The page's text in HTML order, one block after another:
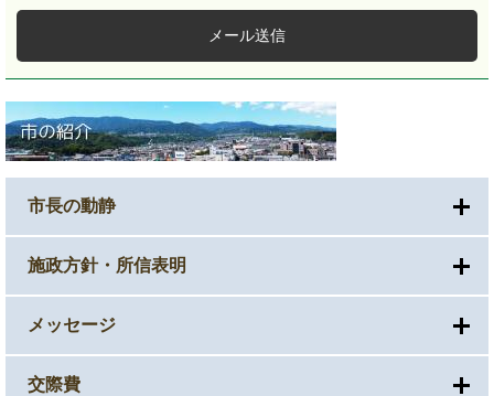
メール送信
市長の動静
施政方針・所信表明
メッセージ
交際費